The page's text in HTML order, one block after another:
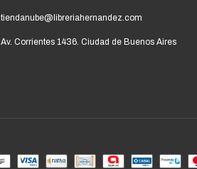
tiendanube@libreriahernandez.com
Av. Corrientes 1436. Ciudad de Buenos Aires